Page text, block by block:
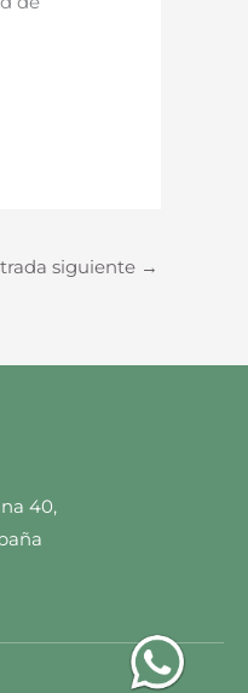
siguiente →
40,